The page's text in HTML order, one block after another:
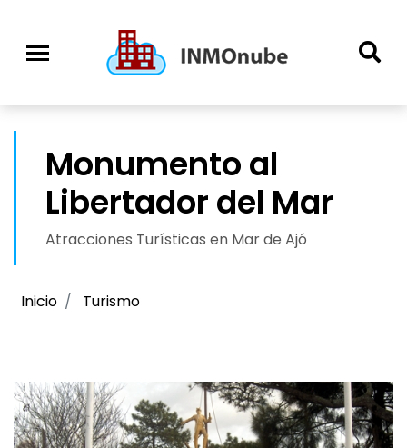
Monumento al
Libertador del Mar
Atracciones Turísticas en Mar de Ajó
Inicio Turismo